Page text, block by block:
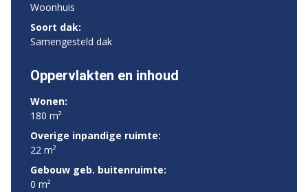
Woonhuis
Soort dak:
Samengesteld dak
Oppervlakten en inhoud
Wonen:
180 m²
Overige inpandige ruimte:
22 m²
Gebouw geb. buitenruimte:
0 m²